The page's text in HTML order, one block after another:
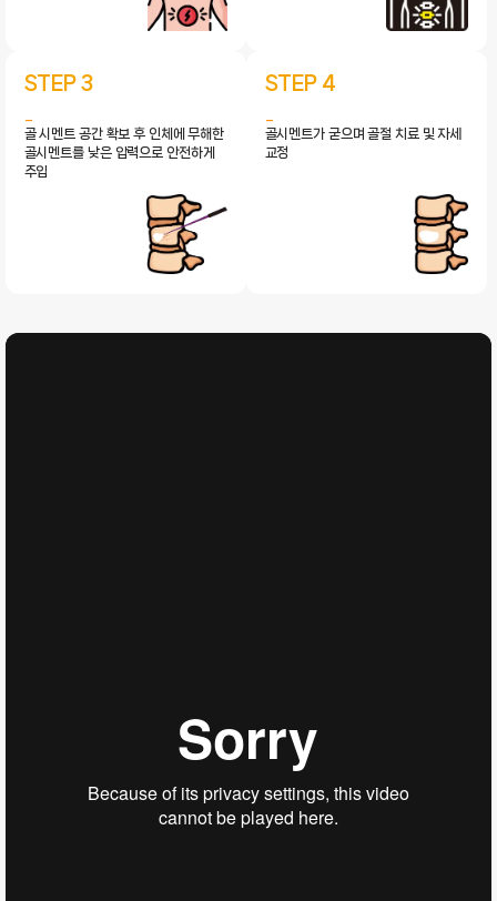
STEP 3
골 시멘트 공간 확보 후 인체에 무해한
골시멘트를 낮은 압력으로 안전하게
주입
STEP 4
골시멘트가 굳으며 골절 치료 및 자세
교정